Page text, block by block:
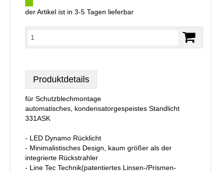
der Artikel ist in 3-5 Tagen lieferbar
Produktdetails
für Schutzblechmontage
automatisches, kondensatorgespeistes Standlicht
331ASK
- LED Dynamo Rücklicht
- Minimalistisches Design, kaum größer als der
integrierte Rückstrahler
- Line Tec Technik(patentiertes Linsen-/Prismen-